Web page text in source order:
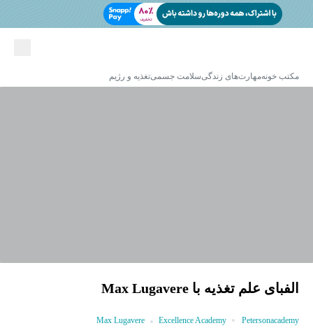
مکتب خونهمهارت‌های زندگیسلامت جسمیتغذیه و رژیم
الفبای علم تغذیه با Max Lugavere
Petersonacademy
Max Lugavere Excellence Academy